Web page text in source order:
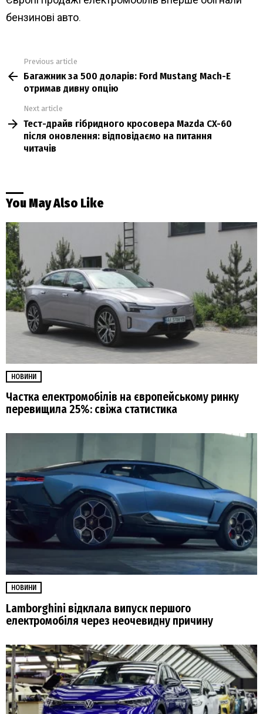
бензинові авто.
more
Previous article
Багажник за 500 доларів: Ford Mustang Mach-E
отримав дивну опцію
Next article
Тест-драйв гібридного кросовера Mazda CX-60
після оновлення: відповідаємо на питання
читачів
You May Also Like
НОВИНИ
Частка електромобілів на європейському ринку
перевищила 25%: свіжа статистика
НОВИНИ
Lamborghini відклала випуск першого
електромобіля через неочевидну причину